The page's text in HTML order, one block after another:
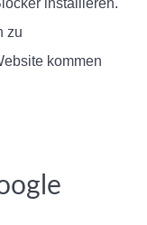
zu
kommen